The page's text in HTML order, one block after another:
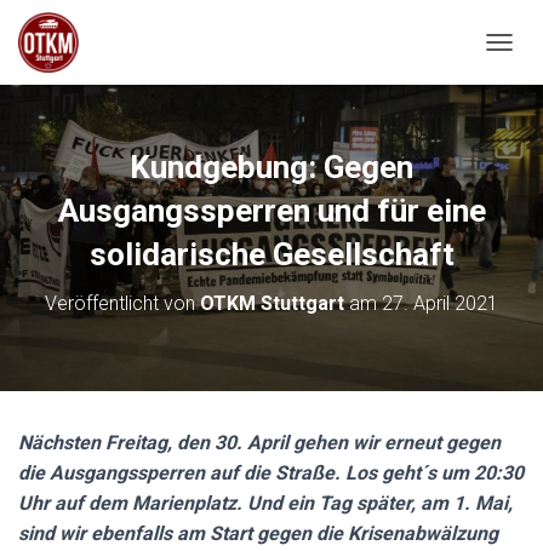
Kundgebung: Gegen
Ausgangssperren und für eine
solidarische Gesellschaft
Veröffentlicht vonOTKM Stuttgartam27. April 2021
Nächsten Freitag, den 30. April gehen wir erneut gegen
die Ausgangssperren auf die Straße. Los geht´s um 20:30
Uhr auf dem Marienplatz. Und ein Tag später, am 1. Mai,
sind wir ebenfalls am Start gegen die Krisenabwälzung